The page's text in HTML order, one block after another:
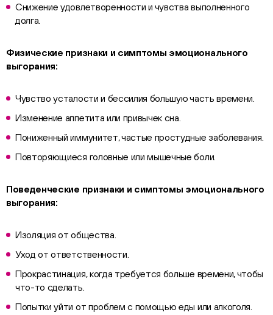
Снижение удовлетворенности и чувства выполненного
долга.
Физические признаки и симптомы эмоционального
выгорания:
Чувство усталости и бессилия большую часть времени.
Изменение аппетита или привычек сна.
Пониженный иммунитет, частые простудные заболевания.
Повторяющиеся головные или мышечные боли.
Поведенческие признаки и симптомы эмоционального
выгорания:
Изоляция от общества.
Уход от ответственности.
Прокрастинация, когда требуется больше времени, чтобы
что-то сделать.
Попытки уйти от проблем с помощью еды или алкоголя.